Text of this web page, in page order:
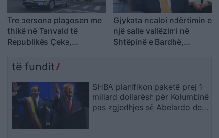
Tre persona plagosen me
thikë në Tanvald të
Republikës Çeke,
Gjykata ndaloi ndërtimin e
një salle vallëzimi në
Shtëpinë e Bardhë,
të fundit
SHBA planifikon paketë prej 1
miliard dollarësh për Kolumbinë
pas zgjedhjes së Abelardo de